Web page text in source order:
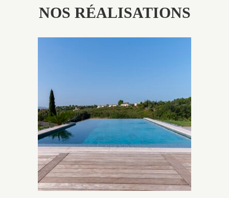
NOS RÉALISATIONS